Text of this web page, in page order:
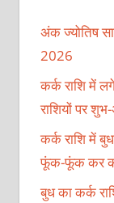
अंक ज्योतिष
2026
कर्क राशि में
राशियों पर
कर्क राशि में
फूंक-फूंक कर
बुध का कर्क